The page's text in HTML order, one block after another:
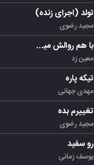
تولد (اجرای زنده)
مجید رضوی
با هم روالش میکنیم
معین زد
تیکه پاره
مهدی جهانی
تغییرم بده
مجید رضوی
رو سفید
یوسف زمانی